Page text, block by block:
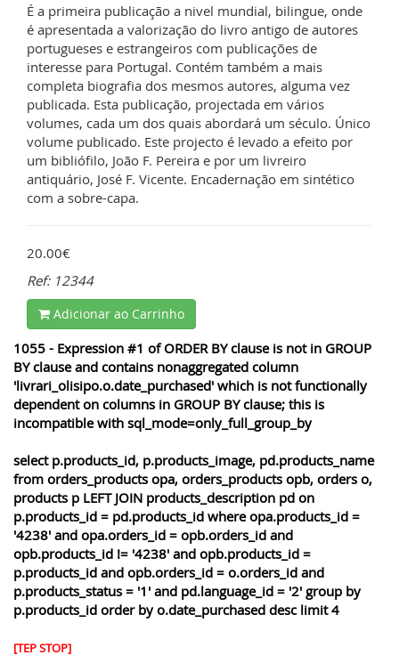
É a primeira publicação a nivel mundial, bilingue, onde
é apresentada a valorização do livro antigo de autores
portugueses e estrangeiros com publicações de
interesse para Portugal. Contém também a mais
completa biografia dos mesmos autores, alguma vez
publicada. Esta publicação, projectada em vários
volumes, cada um dos quais abordará um século. Único
volume publicado. Este projecto é levado a efeito por
um bibliófilo, João F. Pereira e por um livreiro
antiquário, José F. Vicente. Encadernação em sintético
com a sobre-capa.
20.00€
Ref: 12344
Adicionar ao Carrinho
1055 - Expression #1 of ORDER BY clause is not in GROUP
BY clause and contains nonaggregated column
'livrari_olisipo.o.date_purchased' which is not functionally
dependent on columns in GROUP BY clause; this is
incompatible with sql_mode=only_full_group_by
select p.products_id, p.products_image, pd.products_name
from orders_products opa, orders_products opb, orders o,
products p LEFT JOIN products_description pd on
p.products_id = pd.products_id where opa.products_id =
'4238' and opa.orders_id = opb.orders_id and
opb.products_id != '4238' and opb.products_id =
p.products_id and opb.orders_id = o.orders_id and
p.products_status = '1' and pd.language_id = '2' group by
p.products_id order by o.date_purchased desc limit 4
[TEP STOP]